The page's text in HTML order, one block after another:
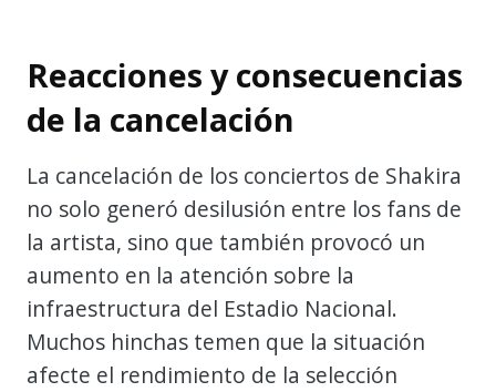
Reacciones y consecuencias
de la cancelación
La cancelación de los conciertos de Shakira
no solo generó desilusión entre los fans de
la artista, sino que también provocó un
aumento en la atención sobre la
infraestructura del Estadio Nacional.
Muchos hinchas temen que la situación
afecte el rendimiento de la selección